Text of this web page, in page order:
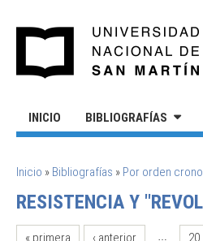
INICIO BIBLIOGRAFÍAS
SE ENCUENTRA USTED AQUÍ
Inicio » Bibliografías » Por orden
RESISTENCIA Y
PÁGINAS
« primera ‹ anterior 20